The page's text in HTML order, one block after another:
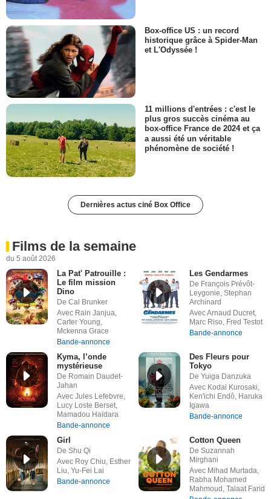
Box-office US : un record
historique grâce à Spider-Man
et L'Odyssée !
11 millions d'entrées : c'est le
plus gros succès cinéma au
box-office France de 2024 et ça
a aussi été un véritable
phénomène de société !
Dernières actus ciné Box Office
Films de la semaine
du 5 août 2026
La Pat' Patrouille :
Le film mission
Dino
De Cal Brunker
Avec Rain Janjua,
Carter Young,
Mckenna Grace
Bande-annonce
Les Gendarmes
De François Prévôt-
Leygonie, Stephan
Archinard
Avec Arnaud Ducret,
Marc Riso, Fred Testot
Bande-annonce
Kyma, l’onde
mystérieuse
De Romain Daudet-
Jahan
Avec Jules Lefebvre,
Lucy Loste Berset,
Mamadou Haïdara
Bande-annonce
Des Fleurs pour
Tokyo
De Yuiga Danzuka
Avec Kodai Kurosaki,
Ken'ichi Endô, Haruka
Igawa
Bande-annonce
Girl
De Shu Qi
Avec Roy Chiu, Esther
Liu, Yu-Fei Lai
Bande-annonce
Cotton Queen
De Suzannah
Mirghani
Avec Mihad Murtada,
Rabha Mohamed
Mahmoud, Talaat Farid